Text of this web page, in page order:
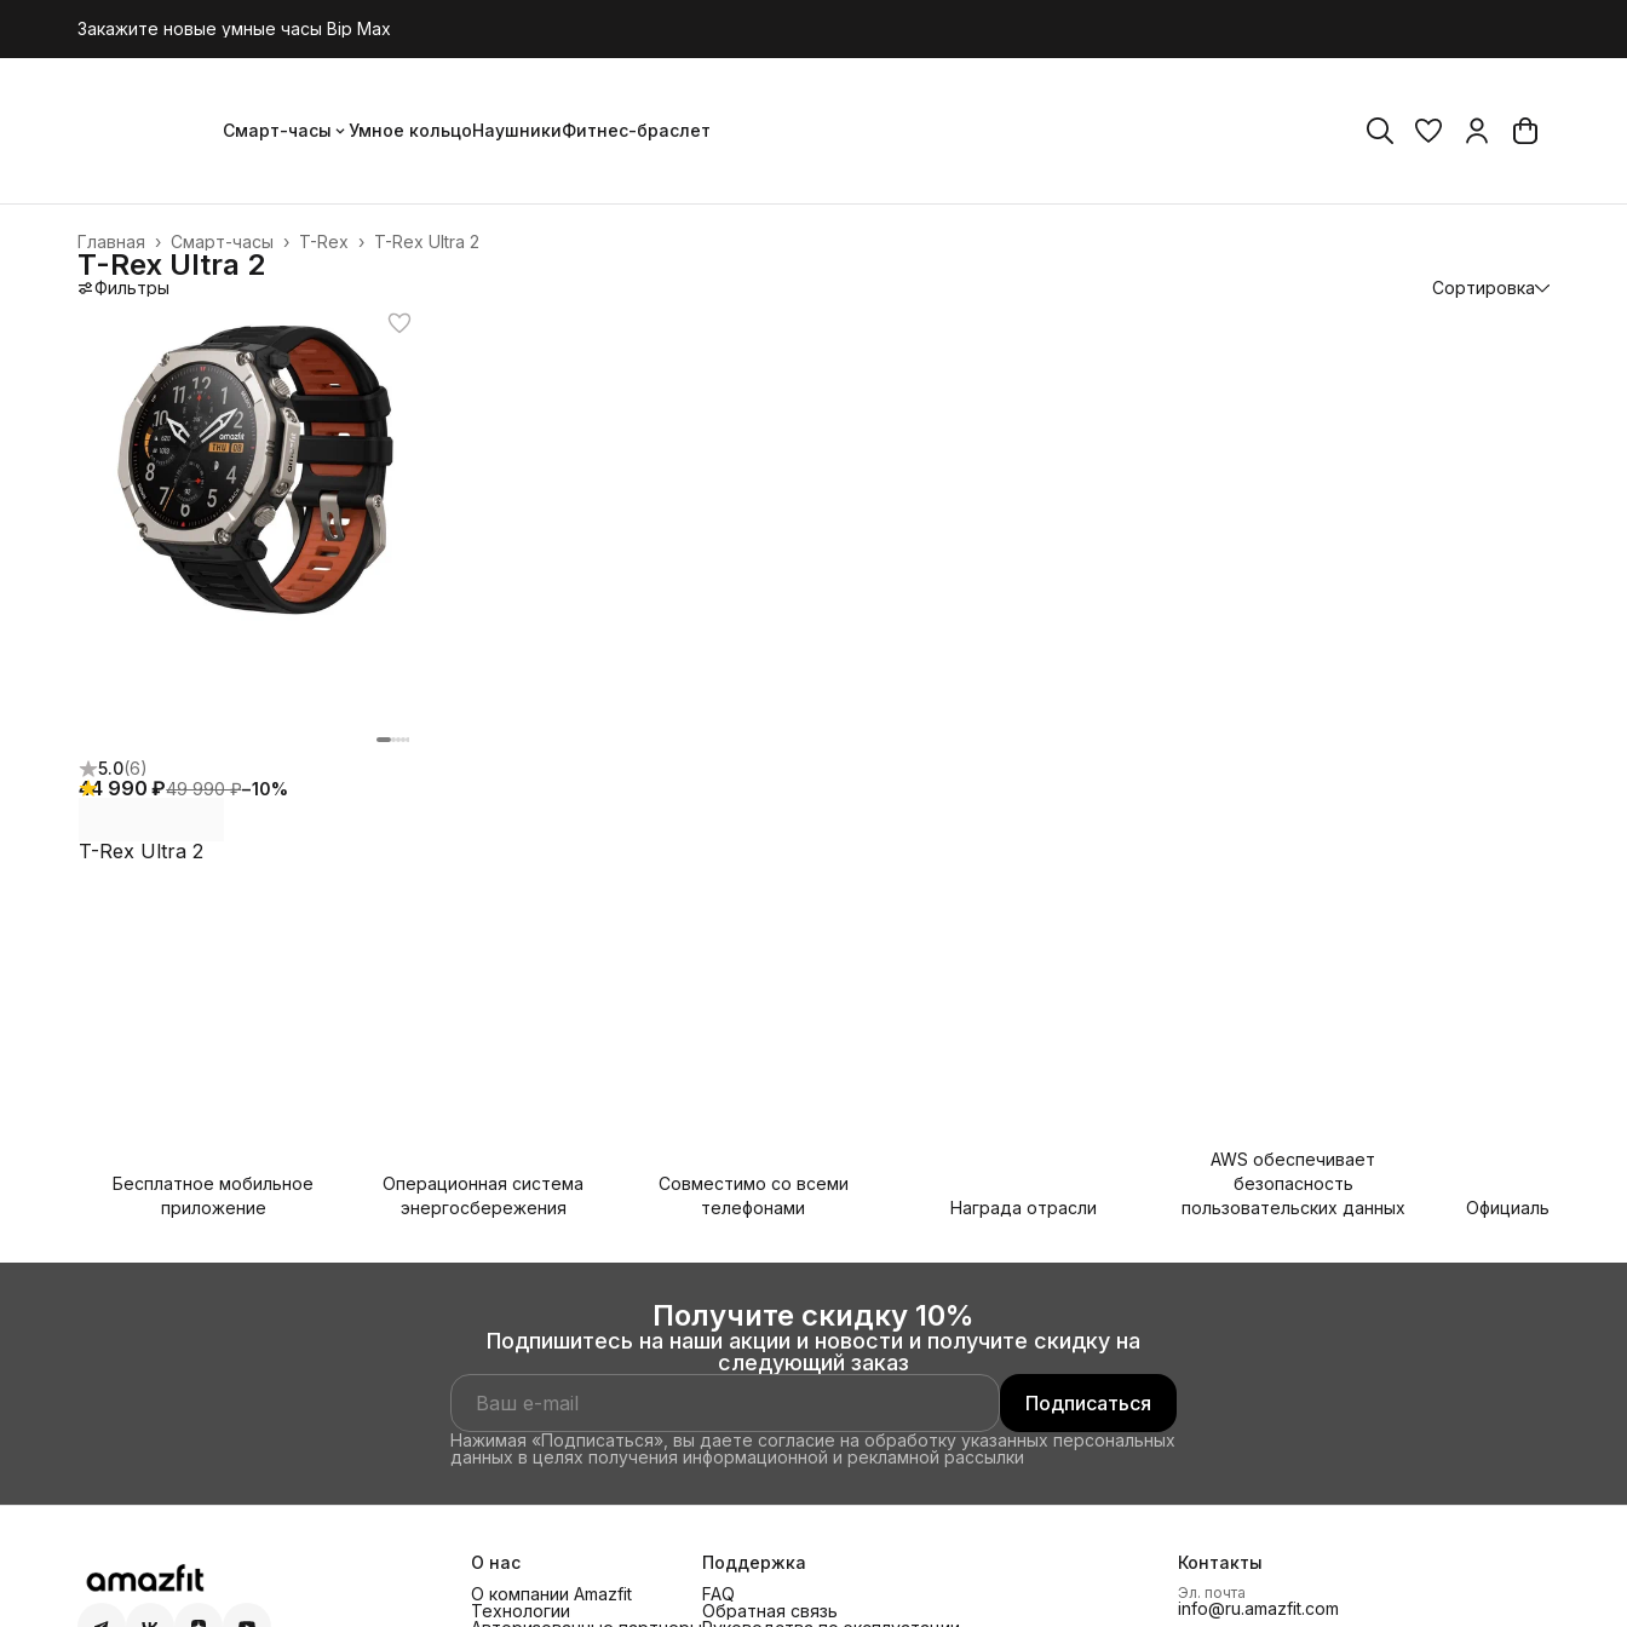
Закажите новые умные часы Bip Max
Смарт-часы Умное кольцоНаушникиФитнес-браслет
T-Rex Ultra 2
T-Rex ›
Смарт-часы ›
Главная ›
T-Rex Ultra 2
Фильтры Сортировка
5.0(6)
44 990 ₽49 990 ₽−10%
T-Rex Ultra 2
Бесплатное мобильное
приложение
Операционная система
энергосбережения
Совместимо со всеми
телефонами
Награда отрасли
AWS обеспечивает
безопасность
пользовательских данных
Официальная
Получите скидку 10%
Подпишитесь на наши акции и новости и получите скидку на
следующий заказ
Подписаться
Нажимая «Подписаться», вы даете согласие на обработку указанных персональных
данных в целях получения информационной и рекламной рассылки
О нас
О компании Amazfit
Технологии
Поддержка
FAQ
Обратная связь
Контакты
Эл. почта
info@ru.amazfit.com